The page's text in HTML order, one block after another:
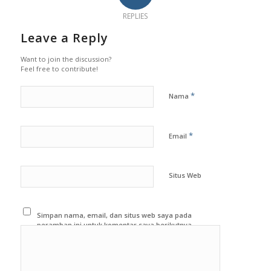
REPLIES
Leave a Reply
Want to join the discussion?
Feel free to contribute!
Nama *
Email *
Situs Web
Simpan nama, email, dan situs web saya pada
peramban ini untuk komentar saya berikutnya.